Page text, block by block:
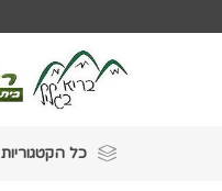
כל הקטגוריות